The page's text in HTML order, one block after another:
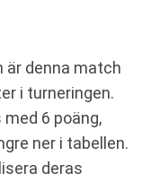
är denna match
i turneringen.
6 poäng,
ner i tabellen.
deras